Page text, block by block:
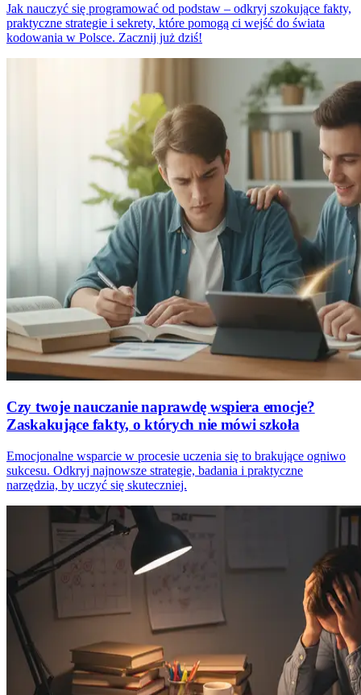
Jak nauczyć się programować od podstaw – odkryj szokujące fakty,
praktyczne strategie i sekrety, które pomogą ci wejść do świata
kodowania w Polsce. Zacznij już dziś!
Czy twoje nauczanie naprawdę wspiera emocje?
Zaskakujące fakty, o których nie mówi szkoła
Emocjonalne wsparcie w procesie uczenia się to brakujące ogniwo
sukcesu. Odkryj najnowsze strategie, badania i praktyczne
narzędzia, by uczyć się skuteczniej.